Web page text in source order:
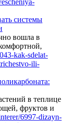
системы
вошла в
в теплице
фруктов и